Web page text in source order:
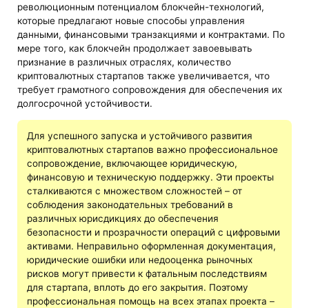
революционным потенциалом блокчейн-технологий,
которые предлагают новые способы управления
данными, финансовыми транзакциями и контрактами. По
мере того, как блокчейн продолжает завоевывать
признание в различных отраслях, количество
криптовалютных стартапов также увеличивается, что
требует грамотного сопровождения для обеспечения их
долгосрочной устойчивости.
Для успешного запуска и устойчивого развития
криптовалютных стартапов важно профессиональное
сопровождение, включающее юридическую,
финансовую и техническую поддержку. Эти проекты
сталкиваются с множеством сложностей – от
соблюдения законодательных требований в
различных юрисдикциях до обеспечения
безопасности и прозрачности операций с цифровыми
активами. Неправильно оформленная документация,
юридические ошибки или недооценка рыночных
рисков могут привести к фатальным последствиям
для стартапа, вплоть до его закрытия. Поэтому
профессиональная помощь на всех этапах проекта –